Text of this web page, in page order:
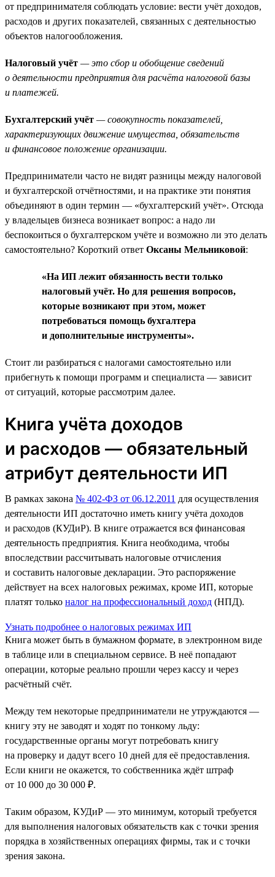
от предпринимателя соблюдать условие: вести учёт доходов,
расходов и других показателей, связанных с деятельностью
объектов налогообложения.
Налоговый учёт — это сбор и обобщение сведений
о деятельности предприятия для расчёта налоговой базы
и платежей.
Бухгалтерский учёт — совокупность показателей,
характеризующих движение имущества, обязательств
и финансовое положение организации.
Предприниматели часто не видят разницы между налоговой
и бухгалтерской отчётностями, и на практике эти понятия
объединяют в один термин — «бухгалтерский учёт». Отсюда
у владельцев бизнеса возникает вопрос: а надо ли
беспокоиться о бухгалтерском учёте и возможно ли это делать
самостоятельно? Короткий ответ Оксаны Мельниковой:
«На ИП лежит обязанность вести только
налоговый учёт. Но для решения вопросов,
которые возникают при этом, может
потребоваться помощь бухгалтера
и дополнительные инструменты».
Стоит ли разбираться с налогами самостоятельно или
прибегнуть к помощи программ и специалиста — зависит
от ситуаций, которые рассмотрим далее.
Книга учёта доходов
и расходов — обязательный
атрибут деятельности ИП
В рамках закона № 402-ФЗ от 06.12.2011 для осуществления
деятельности ИП достаточно иметь книгу учёта доходов
и расходов (КУДиР). В книге отражается вся финансовая
деятельность предприятия. Книга необходима, чтобы
впоследствии рассчитывать налоговые отчисления
и составить налоговые декларации. Это распоряжение
действует на всех налоговых режимах, кроме ИП, которые
платят только налог на профессиональный доход (НПД).
Узнать подробнее о налоговых режимах ИП
Книга может быть в бумажном формате, в электронном виде
в таблице или в специальном сервисе. В неё попадают
операции, которые реально прошли через кассу и через
расчётный счёт.
Между тем некоторые предприниматели не утруждаются —
книгу эту не заводят и ходят по тонкому льду:
государственные органы могут потребовать книгу
на проверку и дадут всего 10 дней для её предоставления.
Если книги не окажется, то собственника ждёт штраф
от 10 000 до 30 000 ₽.
Таким образом, КУДиР — это минимум, который требуется
для выполнения налоговых обязательств как с точки зрения
порядка в хозяйственных операциях фирмы, так и с точки
зрения закона.